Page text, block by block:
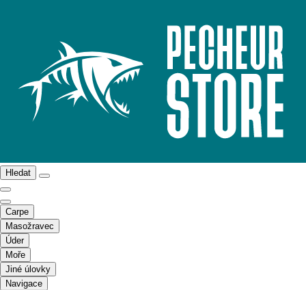
Hledat
Carpe
Masožravec
Úder
Moře
Jiné úlovky
Navigace